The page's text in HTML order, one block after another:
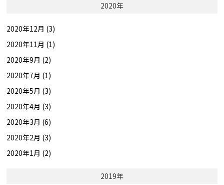
2020年
2020年12月 (3)
2020年11月 (1)
2020年9月 (2)
2020年7月 (1)
2020年5月 (3)
2020年4月 (3)
2020年3月 (6)
2020年2月 (3)
2020年1月 (2)
2019年